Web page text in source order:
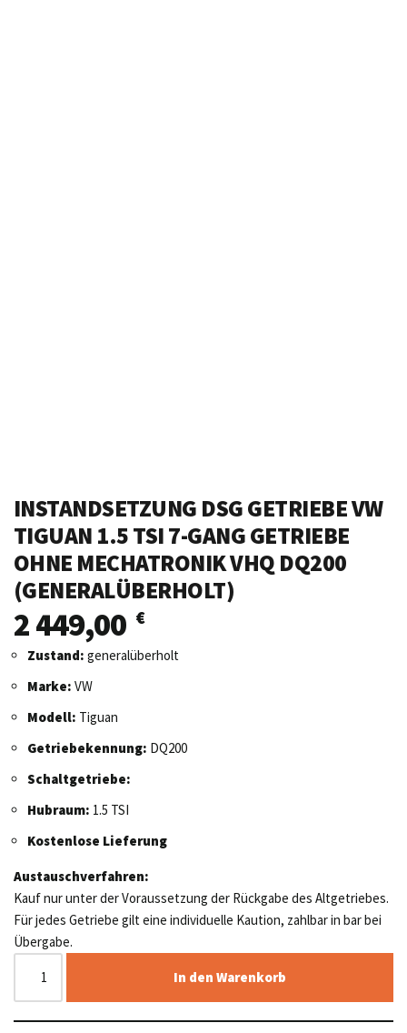
INSTANDSETZUNG DSG GETRIEBE VW
TIGUAN 1.5 TSI 7-GANG GETRIEBE
OHNE MECHATRONIK VHQ DQ200
(GENERALÜBERHOLT)
2 449,00 €
Zustand: generalüberholt
Marke: VW
Modell: Tiguan
Getriebekennung: DQ200
Schaltgetriebe:
Hubraum: 1.5 TSI
Kostenlose Lieferung
Austauschverfahren:
Kauf nur unter der Voraussetzung der Rückgabe des Altgetriebes.
Für jedes Getriebe gilt eine individuelle Kaution, zahlbar in bar bei
Übergabe.
In den Warenkorb